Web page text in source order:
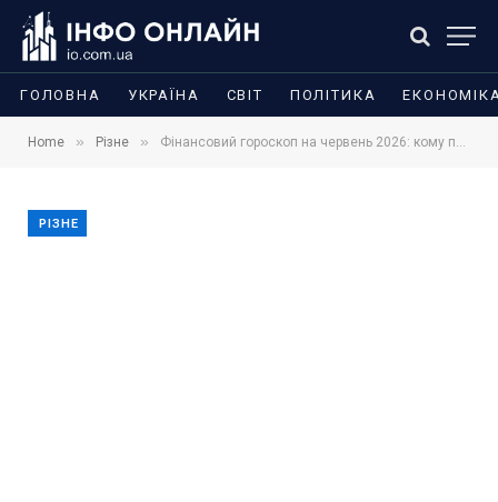
ГОЛОВНА УКРАЇНА СВІТ ПОЛІТИКА
Home » Різне » Фінансовий гороскоп на червень 2026: кому пощастить із фінансами, а кому варто економити
РІЗНЕ